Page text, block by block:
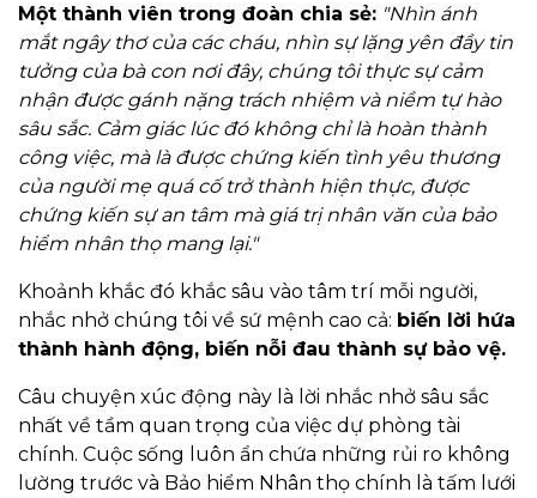
Một thành viên trong đoàn chia sẻ: "Nhìn ánh
mắt ngây thơ của các cháu, nhìn sự lặng yên đầy tin
tưởng của bà con nơi đây, chúng tôi thực sự cảm
nhận được gánh nặng trách nhiệm và niềm tự hào
sâu sắc. Cảm giác lúc đó không chỉ là hoàn thành
công việc, mà là được chứng kiến tình yêu thương
của người mẹ quá cố trở thành hiện thực, được
chứng kiến sự an tâm mà giá trị nhân văn của bảo
hiểm nhân thọ mang lại."
Khoảnh khắc đó khắc sâu vào tâm trí mỗi người,
nhắc nhở chúng tôi về sứ mệnh cao cả: biến lời hứa
thành hành động, biến nỗi đau thành sự bảo vệ.
Câu chuyện xúc động này là lời nhắc nhở sâu sắc
nhất về tầm quan trọng của việc dự phòng tài
chính. Cuộc sống luôn ẩn chứa những rủi ro không
lường trước và Bảo hiểm Nhân thọ chính là tấm lưới